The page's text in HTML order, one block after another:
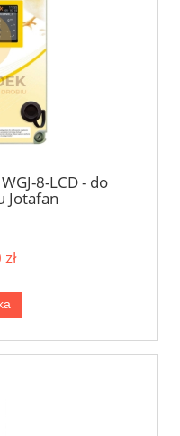
8-LCD - do
Jotafan